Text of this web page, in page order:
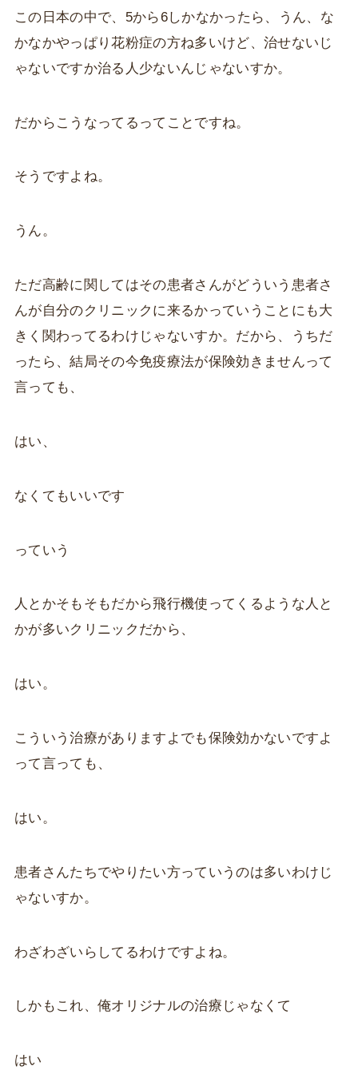
この日本の中で、5から6しかなかったら、うん、な
かなかやっぱり花粉症の方ね多いけど、治せないじ
ゃないですか治る人少ないんじゃないすか。
だからこうなってるってことですね。
そうですよね。
うん。
ただ高齢に関してはその患者さんがどういう患者さ
んが自分のクリニックに来るかっていうことにも大
きく関わってるわけじゃないすか。だから、うちだ
ったら、結局その今免疫療法が保険効きませんって
言っても、
はい、
なくてもいいです
っていう
人とかそもそもだから飛行機使ってくるような人と
かが多いクリニックだから、
はい。
こういう治療がありますよでも保険効かないですよ
って言っても、
はい。
患者さんたちでやりたい方っていうのは多いわけじ
ゃないすか。
わざわざいらしてるわけですよね。
しかもこれ、俺オリジナルの治療じゃなくて
はい